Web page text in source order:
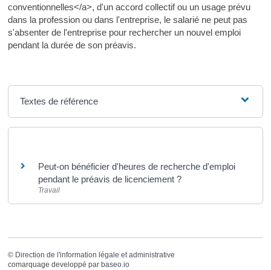
conventionnelles</a>, d'un accord collectif ou un usage prévu
dans la profession ou dans l'entreprise, le salarié ne peut pas
s'absenter de l'entreprise pour rechercher un nouvel emploi
pendant la durée de son préavis.
Textes de référence
Peut-on bénéficier d'heures de recherche d'emploi
pendant le préavis de licenciement ?
Travail
© Direction de l'information légale et administrative
comarquage developpé par baseo.io